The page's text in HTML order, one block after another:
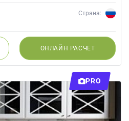
Интегрированная ручка
Страна:
ОНЛАЙН РАСЧЕТ
PRO